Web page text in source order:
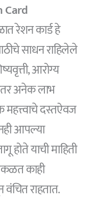
Card
रेशन कार्ड हे
साधन राहिलेले
आरोग्य
अनेक लाभ
महत्त्वाचे दस्तऐवज
आपल्या
होते याची माहिती
काही
वंचित राहतात.